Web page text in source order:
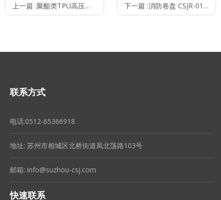
上一篇 :聚酯类TPU高压软管系列红蓝棕黑 下一篇 :消防卷盘 CSJR-01-A/B
联系方式
电话:0512-65366918
地址: 苏州市相城区北桥街道凤北荡路103号
邮箱: info@suzhou-csj.com
快速联系